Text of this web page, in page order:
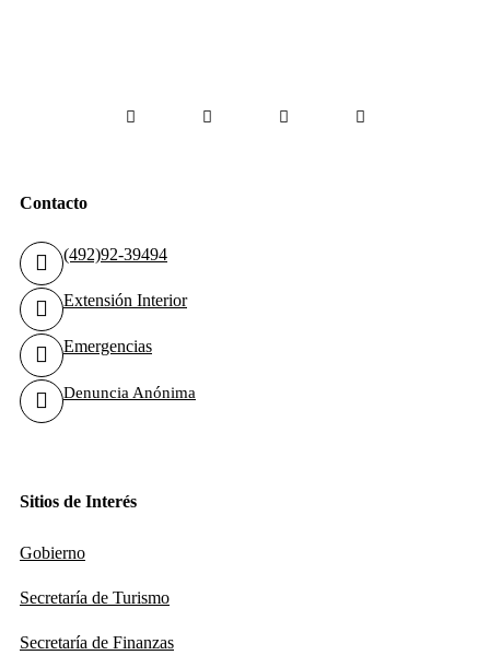
Facebook Instagram Youtube Tiktok
Contacto
(492)92-39494
Extensión Interior
Emergencias
Denuncia Anónima
Sitios de Interés
Gobierno
Secretaría de Turismo
Secretaría de Finanzas